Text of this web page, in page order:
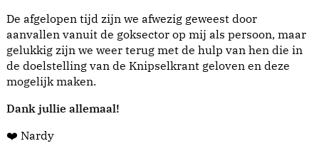
De afgelopen tijd zijn we afwezig geweest door
aanvallen vanuit de goksector op mij als persoon, maar
gelukkig zijn we weer terug met de hulp van hen die in
de doelstelling van de Knipselkrant geloven en deze
mogelijk maken.
Dank jullie allemaal!
❤️ Nardy